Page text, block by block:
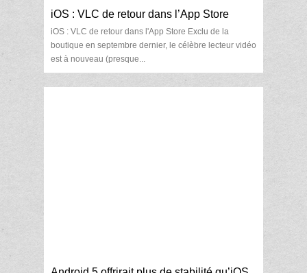
iOS : VLC de retour dans l’App Store
iOS : VLC de retour dans l'App Store Exclu de la
boutique en septembre dernier, le célèbre lecteur vidéo
est à nouveau (presque...